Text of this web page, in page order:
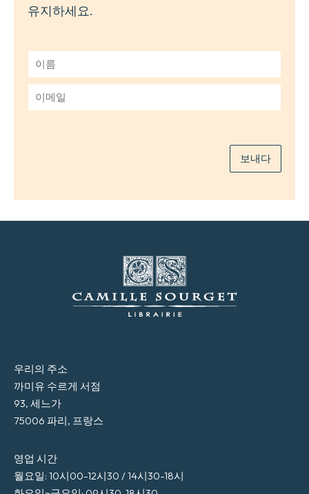
유지하세요.
름
*
메
보내다
우리의 주소
까미유 수르게 서점
93, 세느가
75006 파리, 프랑스
영업 시간
월요일: 10시00-12시30 / 14시30-18시